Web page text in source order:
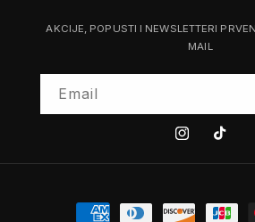
AKCIJE, POPUSTI I NEWSLETTERI
MAIL
Email
InstagramTiktok